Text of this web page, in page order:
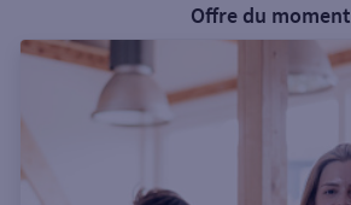
Offre du moment